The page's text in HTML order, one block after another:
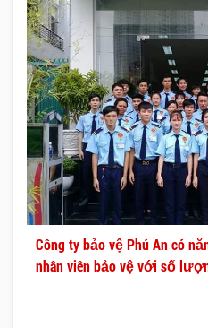
Công ty bảo vệ Phú An có
nhân viên bảo vệ với số